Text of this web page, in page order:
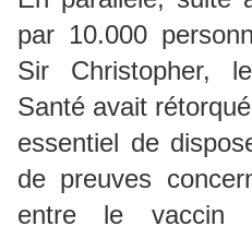
par 10.000
Sir Christopher,
Santé avait
essentiel de
de preuves
entre le vaccin